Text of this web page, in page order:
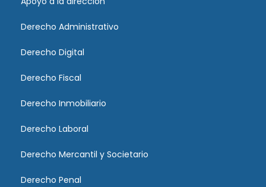
Derecho Administrativo
Derecho Digital
Derecho Fiscal
Derecho Inmobiliario
Derecho Laboral
Derecho Mercantil y Societario
Derecho Penal